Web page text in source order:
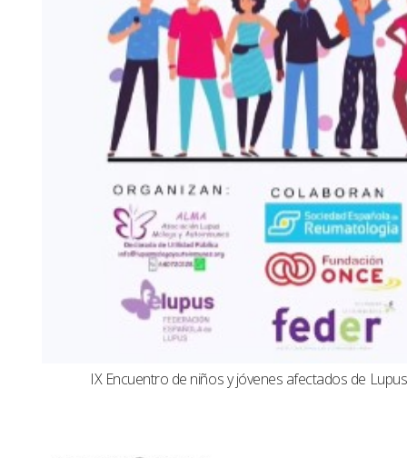
IX Encuentro de niños y jóvenes afectados de